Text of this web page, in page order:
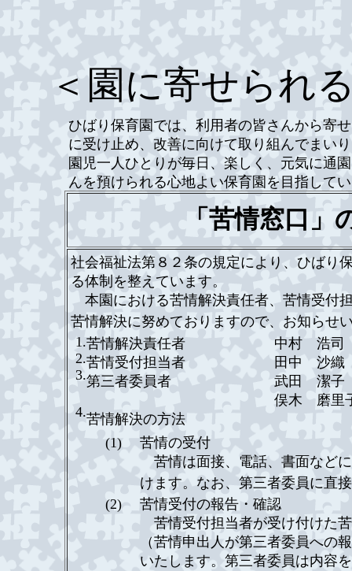
ひばり保育園では、利用者の皆さんから寄
に受け止め、改善に向けて取り組んでまい
園児一人ひとりが毎日、楽しく、元気に通
んを預けられる心地よい保育園を目指して
「苦情窓口
社会福祉法第８２条の規定により、ひばり
る体制を整えています。
本園における苦情解決責任者、苦情受付
苦情解決に努めておりますので、お知らせ
1.
2.
3.
4.
苦情解決責任者
苦情受付担当者
第三者委員者
苦情解決の方法
中村 浩司
田中 沙織
武田 潔子
俣木 磨里
(1)
苦情の受付
苦情は面接、電話、書面など
けます。なお、第三者委員に直
(2)
苦情受付の報告・確認
苦情受付担当者が受け付けた
（苦情申出人が第三者委員への
いたします。第三者委員は内容
＜園に寄せられ